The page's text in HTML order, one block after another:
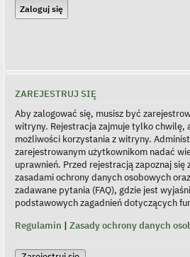
ZAREJESTRUJ SIĘ
Aby zalogować się, musisz być
witryny. Rejestracja zajmuje tylko chwilę,
możliwości korzystania z witryny.
zarejestrowanym użytkownikom nadać
uprawnień. Przed rejestracją zapoznaj się
zasadami ochrony danych osobowych
zadawane pytania (FAQ), gdzie jest
podstawowych zagadnień dotyczących
Regulamin | Zasady ochrony danych